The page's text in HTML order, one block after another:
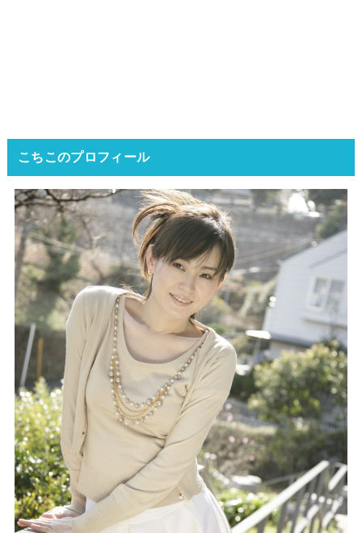
こちこのプロフィール